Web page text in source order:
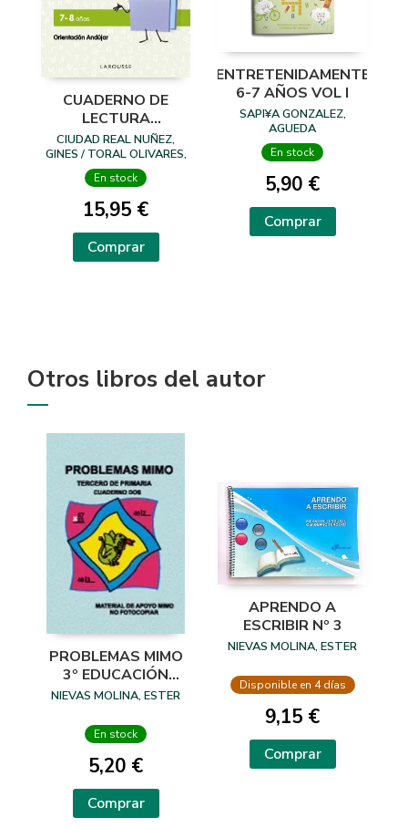
CUADERNO DE
LECTURA
DIVERTIDA 7-8
AÑOS
CIUDAD REAL NUÑEZ,
GINES / TORAL OLIVARES,
ANTONIA
En stock
15,95 €
Comprar
ENTRETENIDAMENTE
6-7 AÑOS VOL I
SAPI¥A GONZALEZ,
AGUEDA
En stock
5,90 €
Comprar
Otros libros del autor
PROBLEMAS MIMO
3º EDUCACIÓN
PRIMARIA
NIEVAS MOLINA, ESTER
En stock
5,20 €
Comprar
APRENDO A
ESCRIBIR Nº 3
NIEVAS MOLINA, ESTER
Disponible en 4 días
9,15 €
Comprar